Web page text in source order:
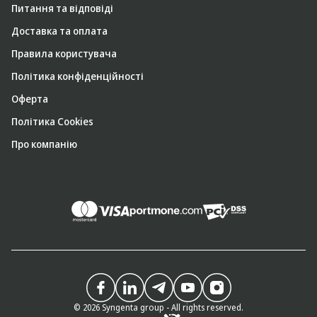
Питання та відповіді
Доставка та оплата
Правила користувача
Політика конфіденційності
Оферта
Політика Cookies
Про компанію
© 2026 Syngenta group - All rights reserved.